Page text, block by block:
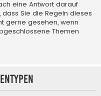
eine Antwort darauf
Sie die Regeln dieses
gerne gesehen, wenn
Themen